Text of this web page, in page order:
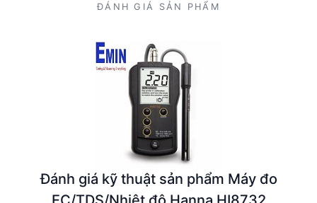
ĐÁNH GIÁ SẢN PHẨM
Đánh giá kỹ thuật sản phẩm Máy đo